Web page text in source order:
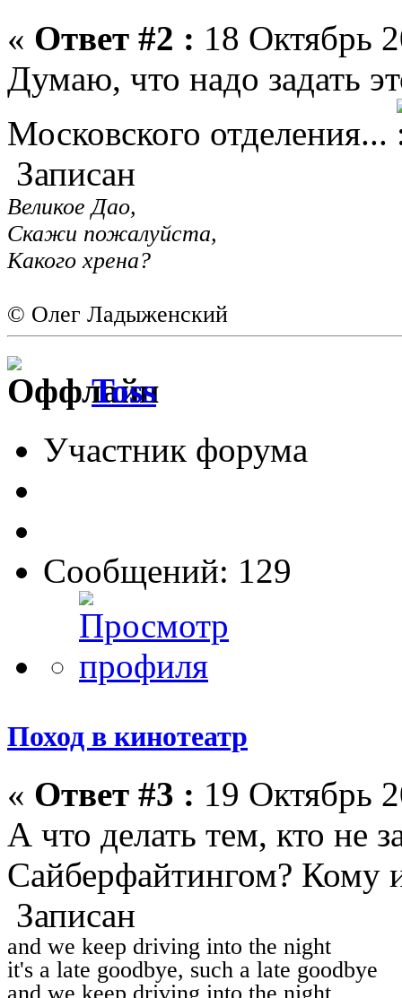
« Ответ #2 : 18 Октябрь
Думаю, что надо задать
Московского отделения...
Записан
Великое Дао,
Скажи пожалуйста,
Какого хрена?
© Олег Ладыженский
Toss
Участник форума
Сообщений: 129
Поход в кинотеатр
« Ответ #3 : 19 Октябрь
А что делать тем, кто не
Сайберфайтингом? Кому
Записан
and we keep driving into the night
it's a late goodbye, such a late goodbye
and we keep driving into the night